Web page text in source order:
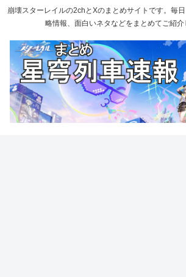
崩壊スターレイルの2chとXのまとめサイトです。毎
略情報、面白いネタなどをまとめてご紹介